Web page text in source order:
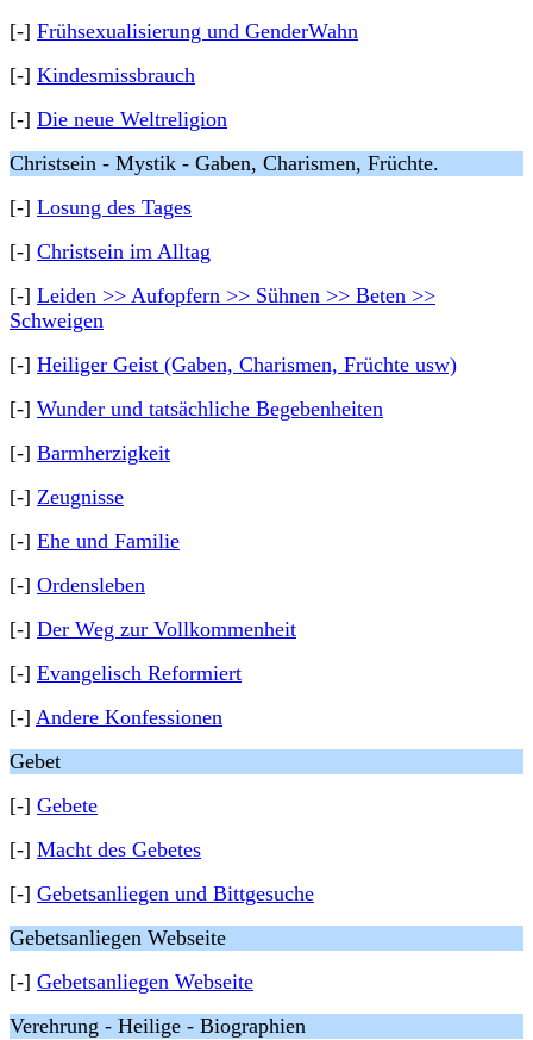
[-] Frühsexualisierung und GenderWahn
[-] Kindesmissbrauch
[-] Die neue Weltreligion
Christsein - Mystik - Gaben, Charismen, Früchte.
[-] Losung des Tages
[-] Christsein im Alltag
[-] Leiden >> Aufopfern >> Sühnen >> Beten >>
Schweigen
[-] Heiliger Geist (Gaben, Charismen, Früchte usw)
[-] Wunder und tatsächliche Begebenheiten
[-] Barmherzigkeit
[-] Zeugnisse
[-] Ehe und Familie
[-] Ordensleben
[-] Der Weg zur Vollkommenheit
[-] Evangelisch Reformiert
[-] Andere Konfessionen
Gebet
[-] Gebete
[-] Macht des Gebetes
[-] Gebetsanliegen und Bittgesuche
Gebetsanliegen Webseite
[-] Gebetsanliegen Webseite
Verehrung - Heilige - Biographien